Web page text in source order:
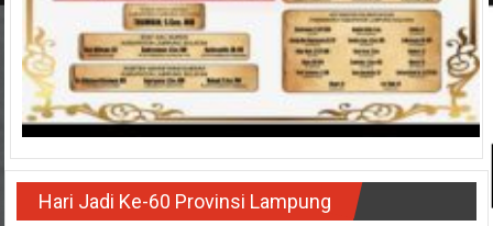
Hari Jadi Ke-60 Provinsi Lampung